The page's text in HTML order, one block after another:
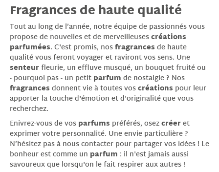
Fragrances de haute qualité
Tout au long de l’année, notre équipe de passionnés vous
propose de nouvelles et de merveilleusescréations
parfumées. C'est promis, nosfragrances de haute
qualité vous feront voyager et raviront vos sens. Une
senteurfleurie, un effluve musqué, un bouquet fruité ou
- pourquoi pas - un petit parfum de nostalgie ? Nos
fragrances donnent vie à toutes voscréations pour leur
apporter la touche d'émotion et d'originalité que vous
recherchez.
Enivrez-vous de vos parfums préférés, osezcréeret
exprimer votre personnalité. Une envie particulière ?
N’hésitez pas à nous contacter pour partager vos idées ! Le
bonheur est comme un parfum : il n'est jamais aussi
savoureux que lorsqu'on le fait respirer aux autres !